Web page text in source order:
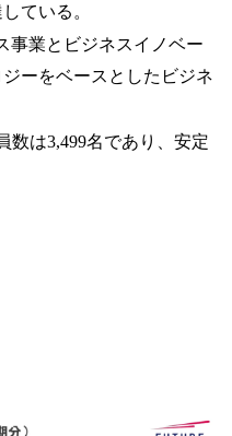
ている。
事業とビジネスイノベー
ーをベースとしたビジネ
数は3,499名であり、安定